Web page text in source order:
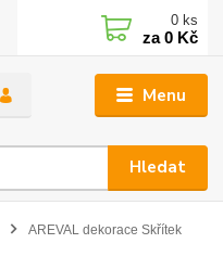
Menu
Hledat
0 ks
za0 Kč
AREVAL dekorace Skřítek